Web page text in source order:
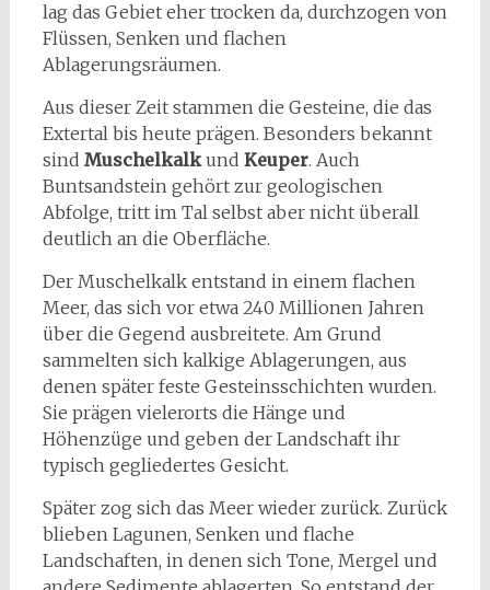
lag das Gebiet eher trocken da, durchzogen von
Flüssen, Senken und flachen
Ablagerungsräumen.
Aus dieser Zeit stammen die Gesteine, die das
Extertal bis heute prägen. Besonders bekannt
sind Muschelkalkund Keuper. Auch
Buntsandstein gehört zur geologischen
Abfolge, tritt im Tal selbst aber nicht überall
deutlich an die Oberfläche.
Der Muschelkalk entstand in einem flachen
Meer, das sich vor etwa 240 Millionen Jahren
über die Gegend ausbreitete. Am Grund
sammelten sich kalkige Ablagerungen, aus
denen später feste Gesteinsschichten wurden.
Sie prägen vielerorts die Hänge und
Höhenzüge und geben der Landschaft ihr
typisch gegliedertes Gesicht.
Später zog sich das Meer wieder zurück. Zurück
blieben Lagunen, Senken und flache
Landschaften, in denen sich Tone, Mergel und